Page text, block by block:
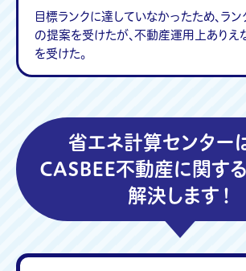
目標ランクに達していなかったため、ラ
の提案を受けたが、不動産運用上ありえ
を受けた。
省エネ計算センター
CASBEE不動産に関す
解決します！